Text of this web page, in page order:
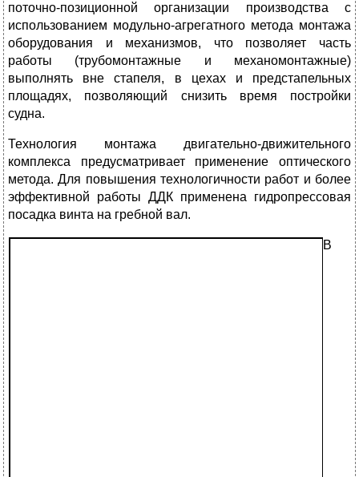
поточно-позиционной организации производства с
использованием модульно-агрегатного метода монтажа
оборудования и механизмов, что позволяет часть
работы (трубомонтажные и механомонтажные)
выполнять вне стапеля, в цехах и предстапельных
площадях, позволяющий снизить время постройки
судна.
Технология монтажа двигательно-движительного
комплекса предусматривает применение оптического
метода. Для повышения технологичности работ и более
эффективной работы ДДК применена гидропрессовая
посадка винта на гребной вал.
В